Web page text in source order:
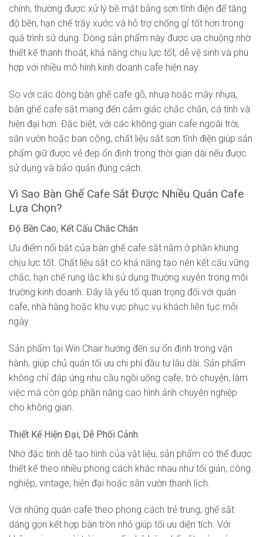
chính, thường được xử lý bề mặt bằng sơn tĩnh điện để tăng
độ bền, hạn chế trầy xước và hỗ trợ chống gỉ tốt hơn trong
quá trình sử dụng. Dòng sản phẩm này được ưa chuộng nhờ
thiết kế thanh thoát, khả năng chịu lực tốt, dễ vệ sinh và phù
hợp với nhiều mô hình kinh doanh cafe hiện nay.
So với các dòng bàn ghế cafe gỗ, nhựa hoặc mây nhựa,
bàn ghế cafe sắt mang đến cảm giác chắc chắn, cá tính và
hiện đại hơn. Đặc biệt, với các không gian cafe ngoài trời,
sân vườn hoặc ban công, chất liệu sắt sơn tĩnh điện giúp sản
phẩm giữ được vẻ đẹp ổn định trong thời gian dài nếu được
sử dụng và bảo quản đúng cách.
Vì Sao Bàn Ghế Cafe Sắt Được Nhiều Quán Cafe
Lựa Chọn?
Độ Bền Cao, Kết Cấu Chắc Chắn
Ưu điểm nổi bật của bàn ghế cafe sắt nằm ở phần khung
chịu lực tốt. Chất liệu sắt có khả năng tạo nên kết cấu vững
chắc, hạn chế rung lắc khi sử dụng thường xuyên trong môi
trường kinh doanh. Đây là yếu tố quan trọng đối với quán
cafe, nhà hàng hoặc khu vực phục vụ khách liên tục mỗi
ngày.
Sản phẩm tại Win Chair hướng đến sự ổn định trong vận
hành, giúp chủ quán tối ưu chi phí đầu tư lâu dài. Sản phẩm
không chỉ đáp ứng nhu cầu ngồi uống cafe, trò chuyện, làm
việc mà còn góp phần nâng cao hình ảnh chuyên nghiệp
cho không gian.
Thiết Kế Hiện Đại, Dễ Phối Cảnh
Nhờ đặc tính dễ tạo hình của vật liệu, sản phẩm có thể được
thiết kế theo nhiều phong cách khác nhau như tối giản, công
nghiệp, vintage, hiện đại hoặc sân vườn thanh lịch.
Với những quán cafe theo phong cách trẻ trung, ghế sắt
dáng gọn kết hợp bàn tròn nhỏ giúp tối ưu diện tích. Với